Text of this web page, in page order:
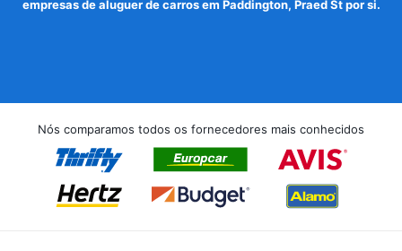
empresas de aluguer de carros em Paddington, Praed St por si.
Nós comparamos todos os fornecedores mais conhecidos